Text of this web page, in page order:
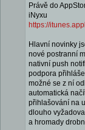
Právě do
iNyxu
https://
Hlavní novinky
nové postranní
nativní push
podpora
možné se z ní
automatická
přihlašování na
dlouho
a hromady